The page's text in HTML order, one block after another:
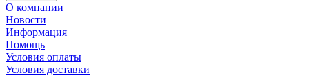
О компании
Новости
Информация
Помощь
Условия оплаты
Условия доставки